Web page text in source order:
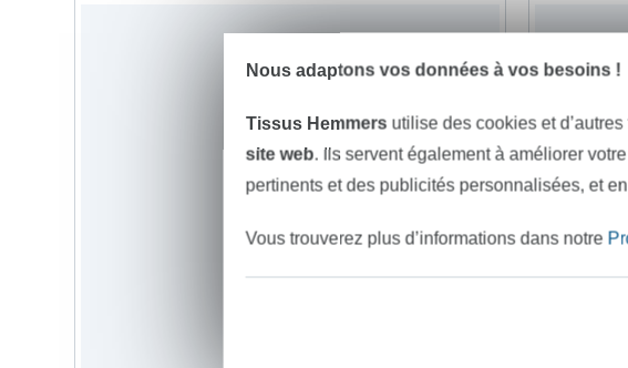
Nous adaptons vos données à vos besoins !
Tissus Hemmers utilise des cookies et
site web. Ils servent également à améliorer
pertinents et des publicités personnalisées, et
Vous trouverez plus d’informations dans notre